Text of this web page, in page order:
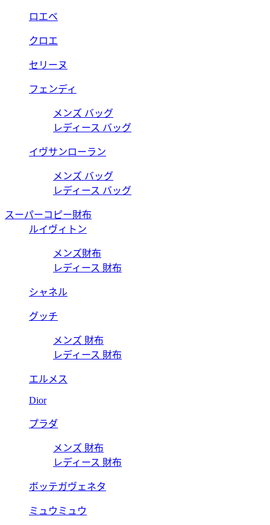
ロエベ
クロエ
セリーヌ
フェンディ
メンズ バッグ
レディース バッグ
イヴサンローラン
メンズ バッグ
レディース バッグ
スーパーコピー財布
ルイヴィトン
メンズ財布
レディース 財布
シャネル
グッチ
メンズ 財布
レディース 財布
エルメス
Dior
プラダ
メンズ 財布
レディース 財布
ボッテガヴェネタ
ミュウミュウ